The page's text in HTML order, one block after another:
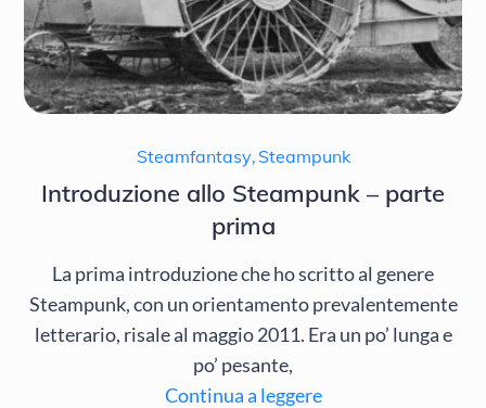
Steamfantasy, Steampunk
Introduzione allo Steampunk – parte
prima
La prima introduzione che ho scritto al genere
Steampunk, con un orientamento prevalentemente
letterario, risale al maggio 2011. Era un po’ lunga e
po’ pesante,
Continua a leggere